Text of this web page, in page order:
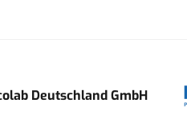
Deutschland GmbH